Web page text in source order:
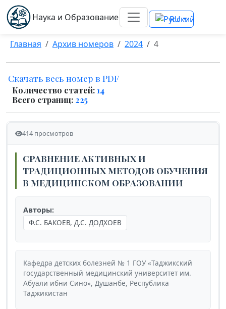
Наука и Образование RU
Главная Архив номеров 2024 4
Скачать весь номер в PDF
Количество статей:14
Всего страниц: 225
414 просмотров
СРАВНЕНИЕ АКТИВНЫХ И
ТРАДИЦИОННЫХ МЕТОДОВ ОБУЧЕНИЯ
В МЕДИЦИНСКОМ ОБРАЗОВАНИИ
Авторы:
Ф.С. БАКОЕВ, Д.С. ДОДХОЕВ
Кафедра детских болезней № 1 ГОУ «Таджикский
государственный медицинский университет им.
Абуали ибни Сино», Душанбе, Республика
Таджикистан